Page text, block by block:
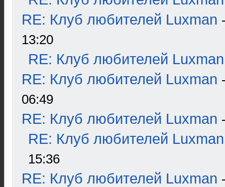
RE: Клуб любителей Luxman
13:20
RE: Клуб любителей Luxman
RE: Клуб любителей Luxman
06:49
RE: Клуб любителей Luxman
RE: Клуб любителей Luxman
15:36
RE: Клуб любителей Luxman